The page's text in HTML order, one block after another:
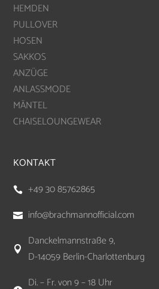
HEMDEN
PULLOVER
HOSEN
SAKKOS
ANZÜGE
ANLASSMODE
MÄNTEL
CHAISELOUNGEWEAR
KONTAKT
 +49 30 85762865
 info@brachmannofficial.com

Danckelmannstraße 9,
D-14059 Berlin-Charlottenburg
Di. – Fr. von 9 – 18 Uhr